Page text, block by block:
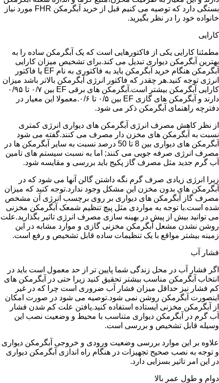
بستگی دارد که توصیه می کنیم قبل از خرید آبگرمکن FHR مورد نیاز
خانواده خود را در نظر بگیرید.
کارایی
مطمئنا کارایی یکی از فاکتورهایی است که یک آبگرمکن ساده را به
بهترین آبگرمکن دیواری تبدیل می کند.برای تشخیص میزان کارایی
آبگرمکن هنگام خرید آبگرمکن باید به فاکتوری به نام EF یا فاکتور
انرژی توجه کنید.هر چقدر که فاکتور انرژی آبگرمکن بالاتر باشد میزان
کارایی آبگرمکن بیشتر است.آبگرمکن های برقی EF بین ۰/۷ تا ۰/۹۵
دارند و آبگرمکن های گازی EF بین ۰/۵ تا ۰/۶.معمولا این معیار در
دفترچه راهنمای آبگرمکن ذکر می شود.
از نظر کاهش مصرف انرژی آبگرمکن های دیواری انرژی کمتری
نسبت به آبگرمکن های مخزن دار مصرف می کنند.گفته می شود
آبگرمکن های دیواری بین 8 تا 50 درصد نسبت به سایر آبگرمکن ها در
مصرف انرژی صرفه جویی می کنند; اما به نسبت سیستم های تامین
آب گرم جدید مثل مصرف گاز پکیج باید بررسی و مقایسه شود.
زیرا انرژی زیادی صرف گرم نگه داشتن گالن آنها می شود که در
آبگرمکن های بدون مخزن این مشکل وجود ندارد.توجه کنید که میزان
مصرف گاز آبگرمکن های دیواری بر روی برچسب انرژی آن مشخص
شده است.با توجه به مواردی مثل پیچ تنظیم شمعک آبگرمکن مخزنی
می توانید بیش از پیش در بهینه سازی مصرف انرژی تاثیر بگذارید.علت
روشن نشدن مشعل آبگرمکن مخزنی گازی و موارد مشابه در این
زمینه بیشتر مواقع با یک تنظیمات ساده قابل تشخیص و رفع است.
فشار آب
اگر فشار آب در محل زندگی شما پایین تر از حد معمول است باید در
انتخاب آبگرمکن مناسب بیشتر تحقیق کنید زیرا حتی در آبگرمکن های
کم فشار نیز حداقل میزان فشار آب ضروری است چرا که در غیر
اینصورت آبگرمکن روشن نمی شود.توصیه می شود در صورت امکان
از آبگرمکن مخزنی ایستاده استفاده کنید.یافتن علت کم شدن فشار
آب گرم در آبگرمکن دیواری متناسب با محیط و وضعیت نصب این
وسیله قابل تشخیص و بررسی است.
علاوه بر این موارد بررسی وضعیت ورودی و خروجی آبگرمکن دیواری
و توجه به نصب صحیح تجهیزات در هنگام راه اندازی آبگرمکن دیواری
در این امر تاثیر بسزایی دارد.
دوام و طول عمر بالا